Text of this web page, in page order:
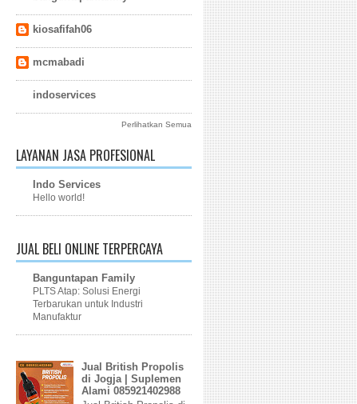
kiosafifah06
mcmabadi
indoservices
Perlihatkan Semua
LAYANAN JASA PROFESIONAL
Indo Services
Hello world!
JUAL BELI ONLINE TERPERCAYA
Banguntapan Family
PLTS Atap: Solusi Energi
Terbarukan untuk Industri
Manufaktur
Jual British Propolis
di Jogja | Suplemen
Alami 085921402988